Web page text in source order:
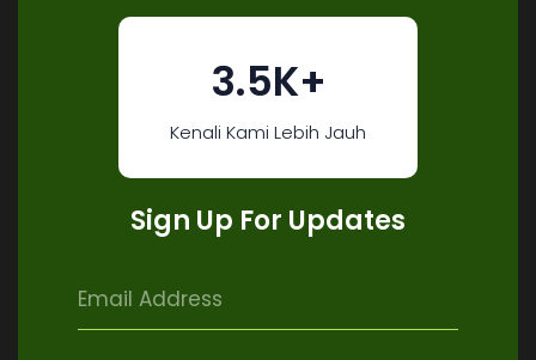
3.5K+
Kenali Kami Lebih Jauh
Sign Up For Updates